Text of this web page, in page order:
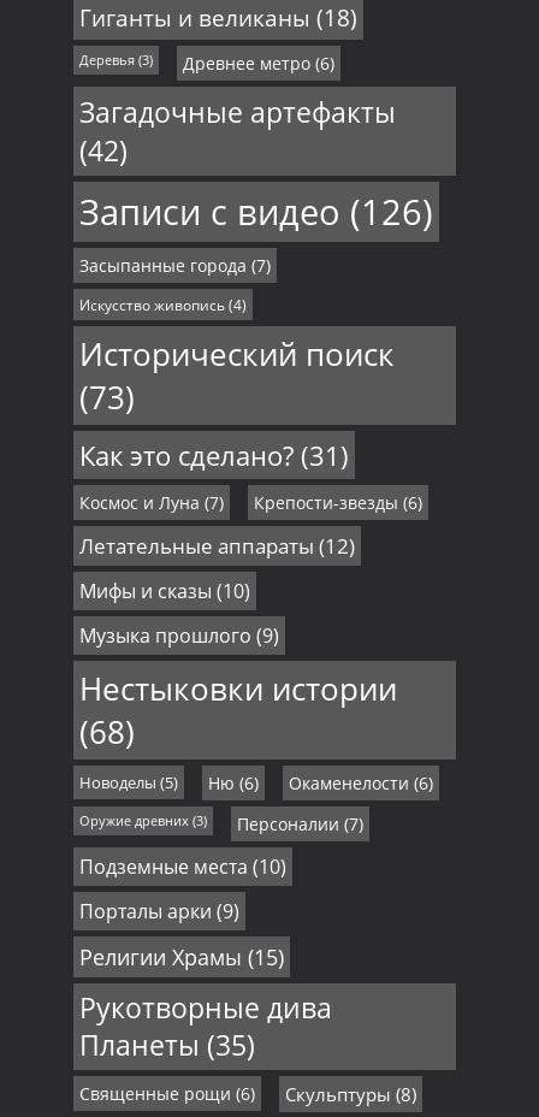
Гиганты и великаны (18)
Деревья(3) Древнее метро(6)
Загадочные артефакты
(42)
Записи с видео (126)
Засыпанные города (7)
Искусство живопись(4)
Исторический поиск
(73)
Как это сделано?(31)
Космос и Луна (7) Крепости-звезды (6)
Летательные аппараты (12)
Мифы и сказы (10)
Музыка прошлого (9)
Нестыковки истории
(68)
Новоделы (5) Ню (6) Окаменелости (6)
Оружие древних (3) Персоналии (7)
Подземные места (10)
Порталы арки (9)
Религии Храмы (15)
Рукотворные дива
Планеты (35)
Священные рощи (6) Скульптуры (8)